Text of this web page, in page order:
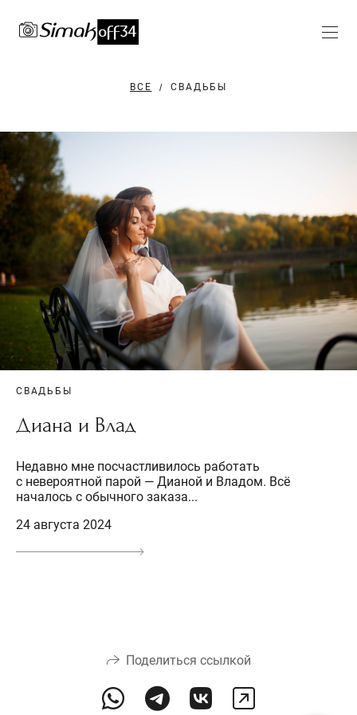
ВСЕ СВАДЬБЫ
СВАДЬБЫ
Диана и Влад
Недавно мне посчастливилось работать
с невероятной парой — Дианой и Владом. Всё
началось с обычного заказа...
24 августа 2024
Поделиться ссылкой